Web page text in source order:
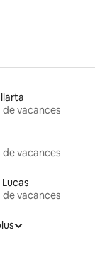
de vacances
de vacances
de vacances